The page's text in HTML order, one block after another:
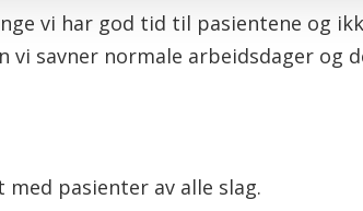
vi har god tid til pasientene og
savner normale arbeidsdager og
pasienter av alle slag.